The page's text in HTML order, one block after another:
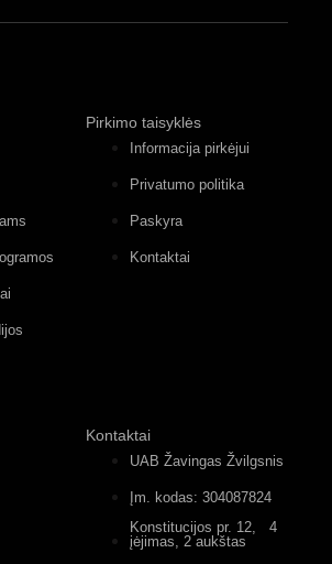
Pirkimo taisyklės
Informacija pirkėjui
Privatumo politika
Paskyra
Kontaktai
Kontaktai
UAB Žavingas Žvilgsnis
Įm. kodas: 304087824
Konstitucijos pr. 12, 4
įėjimas, 2 aukštas